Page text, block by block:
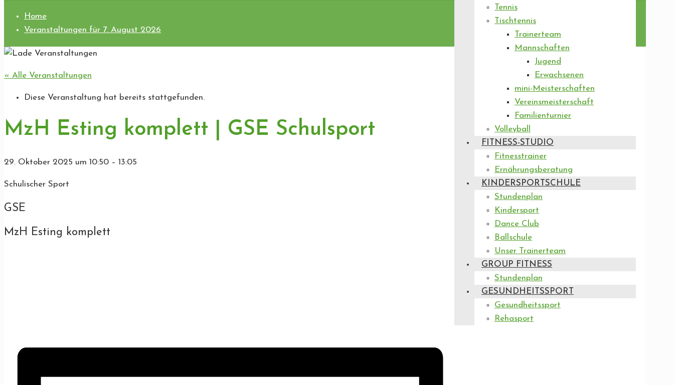
Tennis
Tischtennis
Trainerteam
Mannschaften
Jugend
Erwachsenen
mini-Meisterschaften
Vereinsmeisterschaft
Familienturnier
Volleyball
FITNESS-STUDIO
Fitnesstrainer
Ernährungsberatung
KINDERSPORTSCHULE
Stundenplan
Kindersport
Dance Club
Ballschule
Unser Trainerteam
GROUP FITNESS
Stundenplan
GESUNDHEITSSPORT
Gesundheitssport
Rehasport
Home
Veranstaltungen für 7. August 2026
« Alle Veranstaltungen
Diese Veranstaltung hat bereits stattgefunden.
MzH Esting komplett | GSE Schulsport
29. Oktober 2025 um 10:50 – 13:05
Schulischer Sport
GSE
MzH Esting komplett